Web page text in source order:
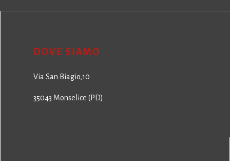
DOVE SIAMO
Via San Biagio,10
35043 Monselice (PD)